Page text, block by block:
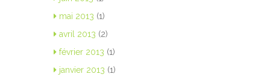
mai 2013 (1)
avril 2013 (2)
février 2013 (1)
janvier 2013 (1)